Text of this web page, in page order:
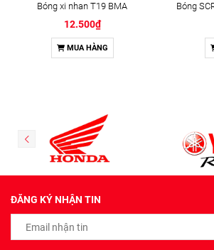
Bóng xi nhan T19 BMA
12.500₫
MUA HÀNG
Bóng
ĐĂNG KÝ NHẬN TIN